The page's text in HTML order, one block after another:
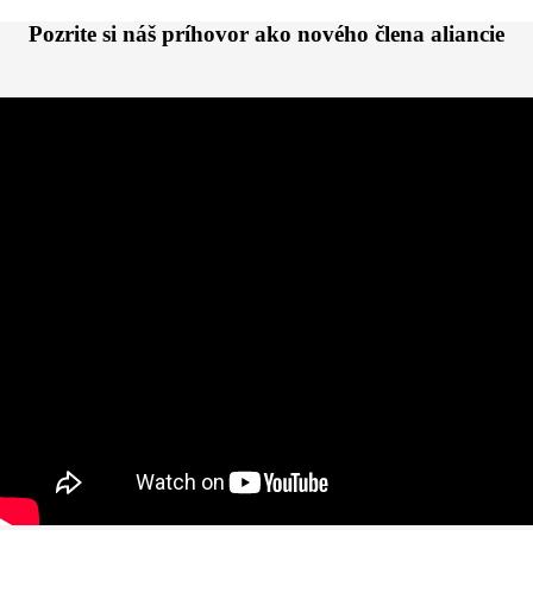
Pozrite si náš príhovor ako nového člena aliancie